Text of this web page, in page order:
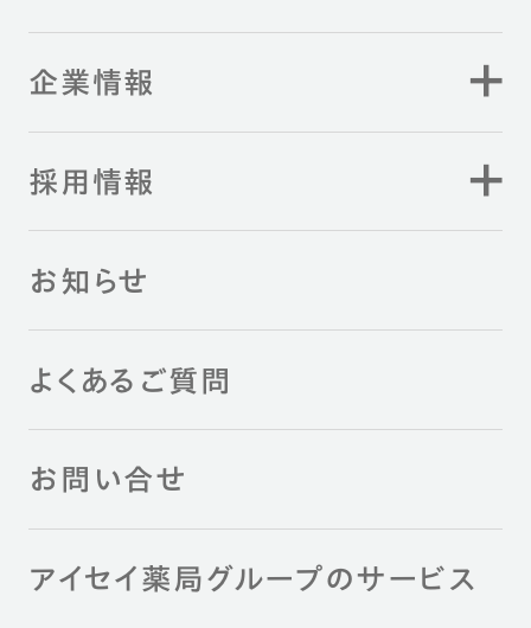
企業情報
採用情報
お知らせ
よくあるご質問
お問い合せ
アイセイ薬局グループのサービス